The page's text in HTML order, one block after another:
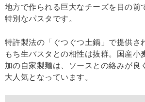
地方で作られる巨大なチーズを目の前
特別なパスタです。
特許製法の「ぐつぐつ土鍋」で提供さ
もち生パスタとの相性は抜群。国産小
加の自家製麺は、ソースとの絡みが良
大人気となっています。